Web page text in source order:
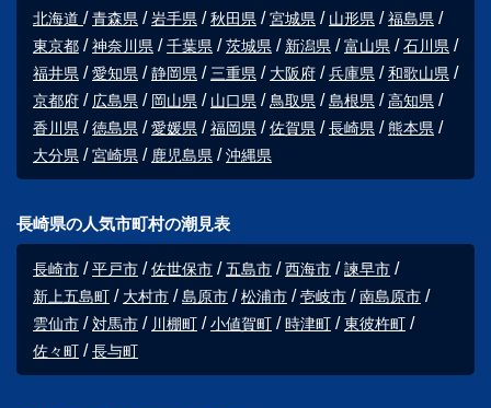
北海道 青森県 岩手県 秋田県 宮城県 山形県
福島県
東京都
神奈川県 千葉県 茨城県 新潟県 富山県
石川県
福井県
愛知県 静岡県 三重県 大阪府 兵庫県
和歌山県
京都府
広島県 岡山県 山口県 鳥取県 島根県
高知県
香川県
徳島県 愛媛県 福岡県 佐賀県 長崎県
熊本県
大分県
宮崎県 鹿児島県 沖縄県
長崎県の人気市町村の潮見表
長崎市 平戸市 佐世保市 五島市 西海市
諫早市
新上五島町
大村市 島原市 松浦市 壱岐市
南島原市
雲仙市
対馬市 川棚町 小値賀町 時津町
東彼杵町
佐々町
長与町